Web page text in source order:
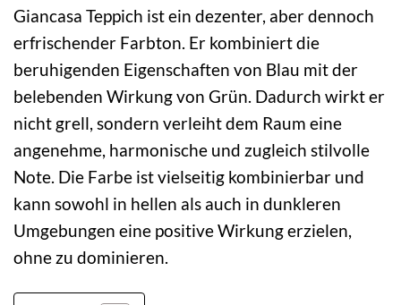
Giancasa Teppich ist ein dezenter, aber dennoch
erfrischender Farbton. Er kombiniert die
beruhigenden Eigenschaften von Blau mit der
belebenden Wirkung von Grün. Dadurch wirkt er
nicht grell, sondern verleiht dem Raum eine
angenehme, harmonische und zugleich stilvolle
Note. Die Farbe ist vielseitig kombinierbar und
kann sowohl in hellen als auch in dunkleren
Umgebungen eine positive Wirkung erzielen,
ohne zu dominieren.